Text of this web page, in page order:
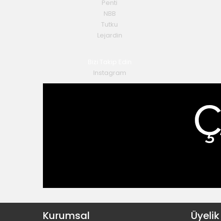
Penti
NBB
Tutku
Lejardin
Instagram
Kurumsal Üyelik